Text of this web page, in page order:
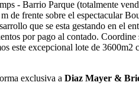
- Barrio Parque (totalmente
frente sobre el espectacular
que se esta gestando en
por pago al contado.
este excepcional lote de
exclusiva a Diaz Mayer &